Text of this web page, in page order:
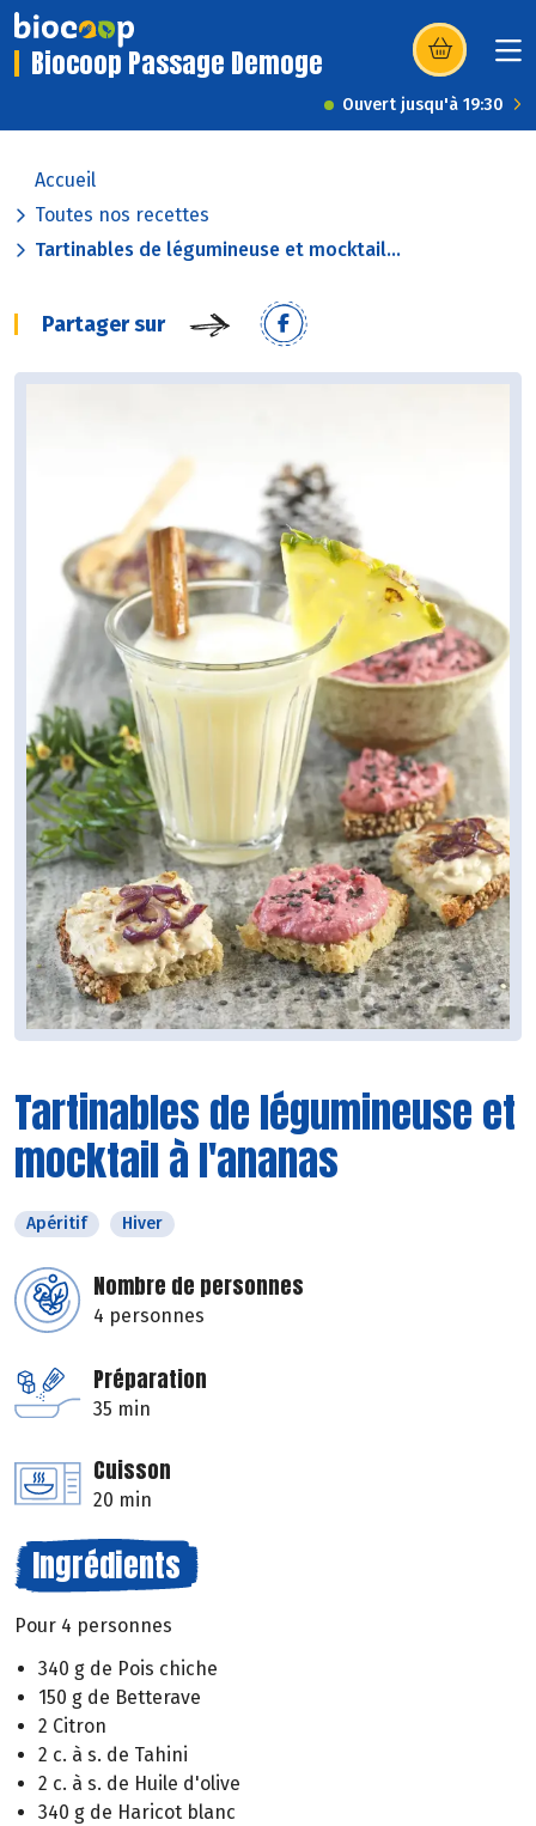
Biocoop Passage Demoge (s’ouvre dans
Ouvert jusqu'à 19:30
Accueil
Toutes nos recettes
Tartinables de légumineuse et mocktail...
Partager sur
Tartinables de légumineuse et
mocktail à l'ananas
Apéritif Hiver
Nombre de personnes
4 personnes
Préparation
35 min
Cuisson
20 min
Ingrédients
Pour 4 personnes
340 g de Pois chiche
150 g de Betterave
2 Citron
2 c. à s. de Tahini
2 c. à s. de Huile d'olive
340 g de Haricot blanc